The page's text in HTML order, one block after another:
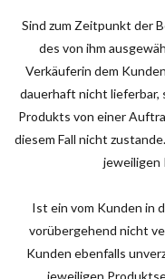
Sind zum Zeitpunkt der
des von ihm
Verkäuferin dem
dauerhaft nicht lieferbar,
Produkts von einer
diesem Fall nicht
jeweiligen
Ist ein vom Kunden in
vorübergehend nicht
Kunden ebenfalls
jeweiligen